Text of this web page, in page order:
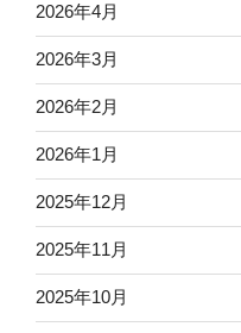
2026年4月
2026年3月
2026年2月
2026年1月
2025年12月
2025年11月
2025年10月